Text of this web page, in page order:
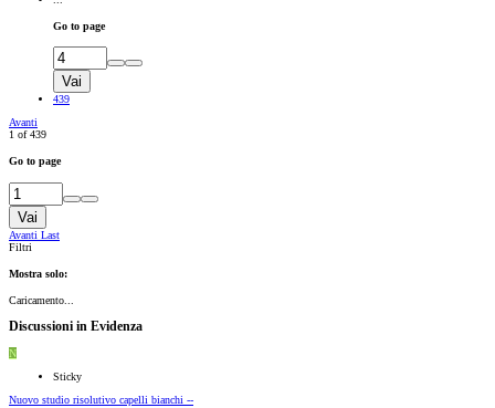
Go to page
Vai
439
Avanti
1 of 439
Go to page
Vai
Avanti Last
Filtri
Mostra solo:
Caricamento...
Discussioni in Evidenza
N
Sticky
Nuovo studio risolutivo capelli bianchi --